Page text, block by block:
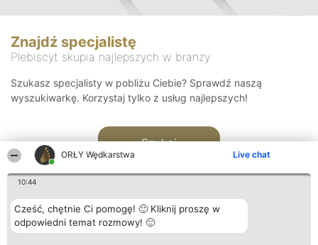
ORŁY Wędkarstwa Live chat
10:44
Cześć, chętnie Ci pomogę! 🙂 Kliknij proszę w
odpowiedni temat rozmowy! 🙂
Znajdź specjalistę
Plebiscyt skupia najlepszych w branży
Szukasz specjalisty w pobliżu Ciebie? Sprawdź naszą
wyszukiwarkę. Korzystaj tylko z usług najlepszych!
Szukaj